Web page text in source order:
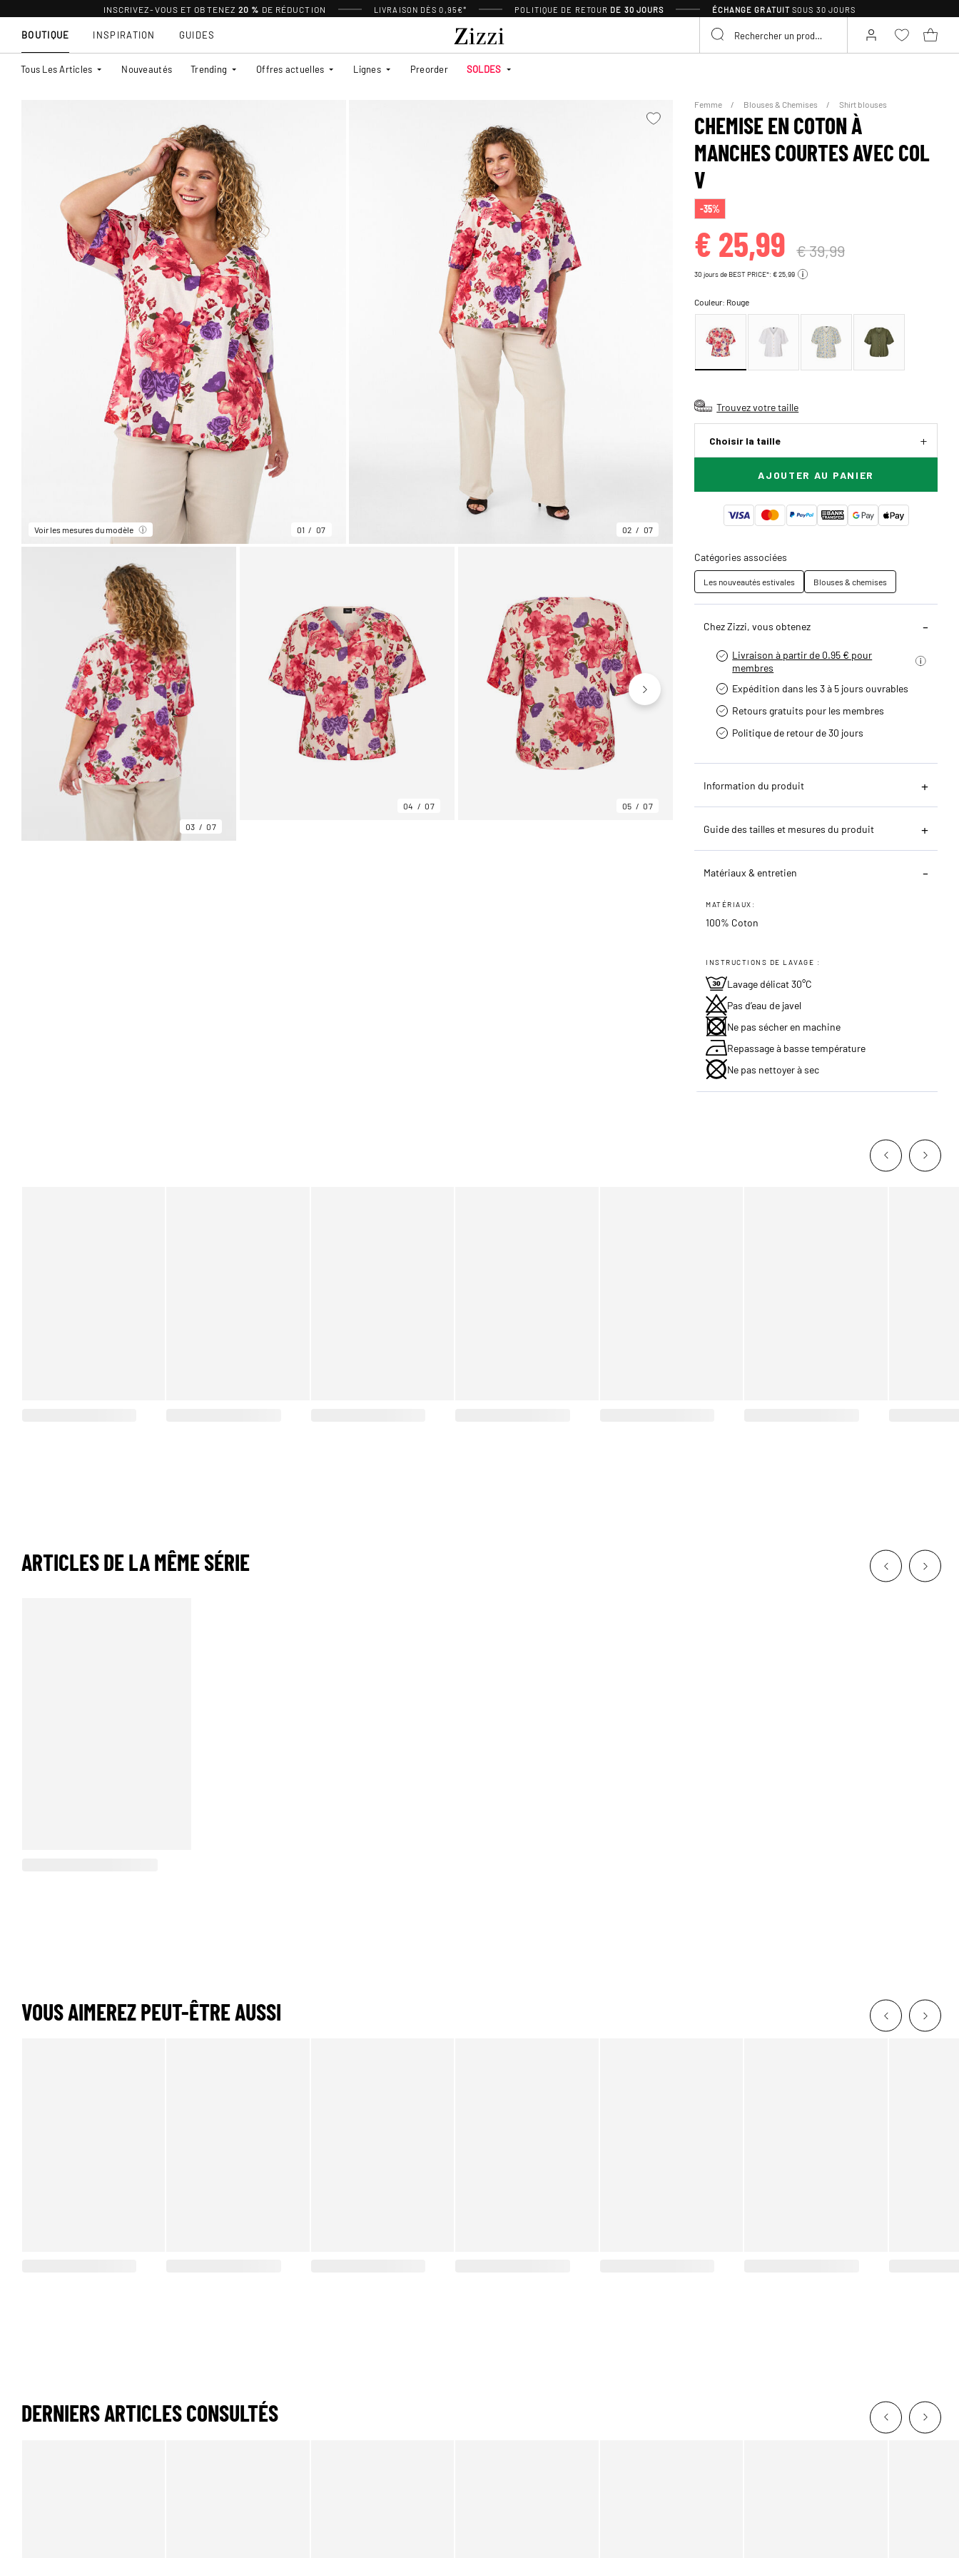
INSCRIVEZ-VOUS ET OBTENEZ 20 % DE RÉDUCTION LIVRAISON DÈS 0,95€* POLITIQUE DE RETOUR DE 30 JOURS ÉCHANGE GRATUIT SOUS 30 JOURS
BOUTIQUE
Tous Les Articles Nouveautés Trending Offres actuelles Lignes Preorder SOLDES
INSPIRATION GUIDES
Voir les mesures du modèle 01 07 02 07
03 07
04 07 05 07 06 07
Femme Blouses & Chemises Shirt blouses
CHEMISE EN COTON À
MANCHES COURTES AVEC COL
V
-35%
€ 25,99 € 39,99
30 jours de BEST PRICE*: € 25,99
Couleur: Rouge
Trouvez votre taille
Choisir la taille
AJOUTER AU PANIER
Catégories associées
Les nouveautés estivales Blouses & chemises
Chez Zizzi, vous obtenez
Livraison à partir de 0.95 € pour
membres
Expédition dans les 3 à 5 jours ouvrables
Retours gratuits pour les membres
Politique de retour de 30 jours
Information du produit
Guide des tailles et mesures du produit
Matériaux & entretien
MATÉRIAUX:
100% Coton
INSTRUCTIONS DE LAVAGE :
Lavage délicat 30°C
Pas d’eau de javel
Ne pas sécher en machine
Repassage à basse température
Ne pas nettoyer à sec
ARTICLES DE LA MÊME SÉRIE
VOUS AIMEREZ PEUT-ÊTRE AUSSI
DERNIERS ARTICLES CONSULTÉS